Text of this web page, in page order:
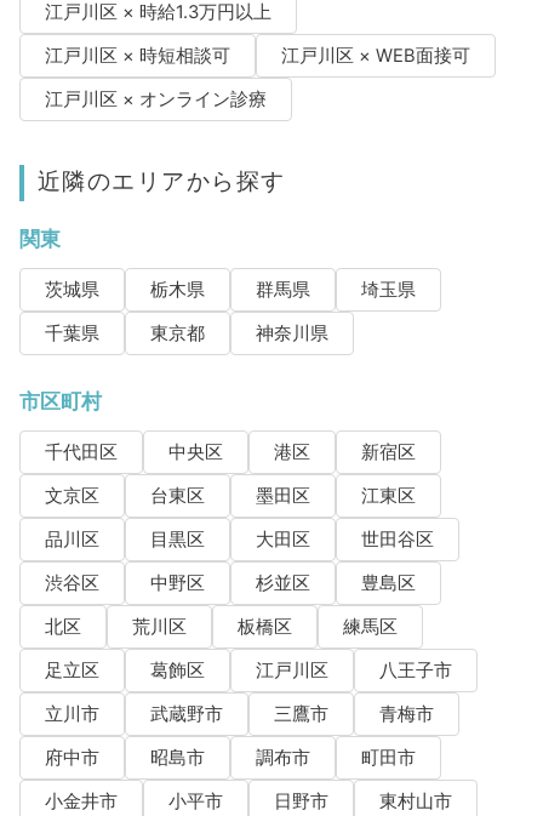
江戸川区 × 時給1.3万円以上
江戸川区 × 時短相談可
江戸川区 × WEB面接可
江戸川区 × オンライン診療
近隣のエリアから探す
関東
茨城県 栃木県 群馬県
埼玉県
千葉県
東京都 神奈川県
市区町村
千代田区 中央区 港区
新宿区
文京区
台東区 墨田区
江東区
品川区
目黒区 大田区
世田谷区
渋谷区
中野区 杉並区
豊島区
北区
荒川区 板橋区
練馬区
足立区
葛飾区 江戸川区
八王子市
立川市
武蔵野市 三鷹市
青梅市
府中市
昭島市 調布市
町田市
小金井市
小平市 日野市
東村山市